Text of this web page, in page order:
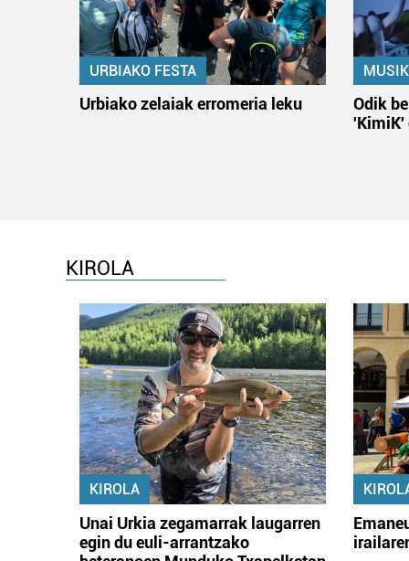
URBIAKO FESTA
Urbiako zelaiak erromeria leku
Odik
'KimiK'
KIROLA
KIROLA
Unai Urkia zegamarrak laugarren
egin du euli-arrantzako